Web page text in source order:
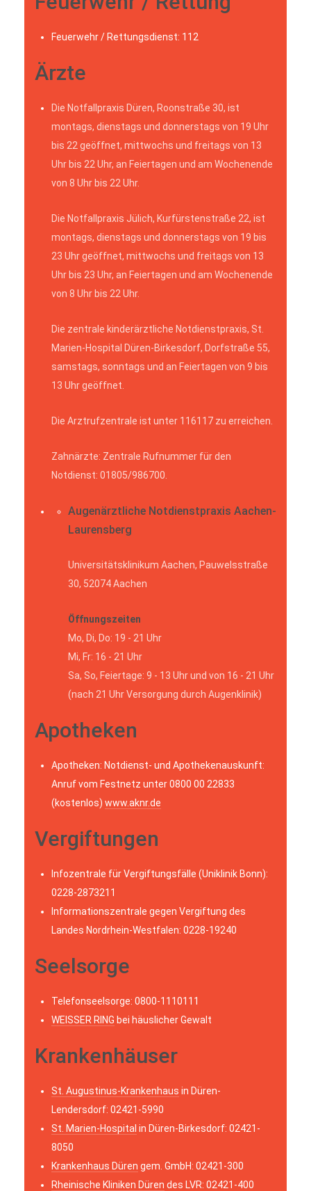
Feuerwehr / Rettungsdienst: 112
Ärzte
Die Notfallpraxis Düren, Roonstraße 30, ist
montags, dienstags und donnerstags von 19 Uhr
bis 22 geöffnet, mittwochs und freitags von 13
Uhr bis 22 Uhr, an Feiertagen und am Wochenende
von 8 Uhr bis 22 Uhr.
Die Notfallpraxis Jülich, Kurfürstenstraße 22, ist
montags, dienstags und donnerstags von 19 bis
23 Uhr geöffnet, mittwochs und freitags von 13
Uhr bis 23 Uhr, an Feiertagen und am Wochenende
von 8 Uhr bis 22 Uhr.
Die zentrale kinderärztliche Notdienstpraxis, St.
Marien-Hospital Düren-Birkesdorf, Dorfstraße 55,
samstags, sonntags und an Feiertagen von 9 bis
13 Uhr geöffnet.
Die Arztrufzentrale ist unter 116117 zu erreichen.
Zahnärzte: Zentrale Rufnummer für den
Notdienst: 01805/986700.
Augenärztliche Notdienstpraxis Aachen-
Laurensberg
Universitätsklinikum Aachen, Pauwelsstraße
30, 52074 Aachen
Öffnungszeiten
Mo, Di, Do: 19 - 21 Uhr
Mi, Fr: 16 - 21 Uhr
Sa, So, Feiertage: 9 - 13 Uhr und von 16 - 21 Uhr
(nach 21 Uhr Versorgung durch Augenklinik)
Apotheken
Apotheken: Notdienst- und Apothekenauskunft:
Anruf vom Festnetz unter 0800 00 22833
(kostenlos) www.aknr.de
Vergiftungen
Infozentrale für Vergiftungsfälle (Uniklinik Bonn):
0228-2873211
Informationszentrale gegen Vergiftung des
Landes Nordrhein-Westfalen: 0228-19240
Seelsorge
Telefonseelsorge: 0800-1110111
WEISSER RING bei häuslicher Gewalt
Krankenhäuser
St. Augustinus-Krankenhaus in Düren-
Lendersdorf: 02421-5990
St. Marien-Hospital in Düren-Birkesdorf: 02421-
8050
Krankenhaus Düren gem. GmbH: 02421-300
Rheinische Kliniken Düren des LVR: 02421-400